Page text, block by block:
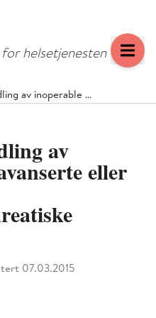
helsetjenesten
av inoperable …
av
eller
07.03.2015